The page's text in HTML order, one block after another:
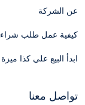
عن الشركة
كيفية عمل طلب شراء
ابدأ البيع علي كذا ميزة
تواصل معنا